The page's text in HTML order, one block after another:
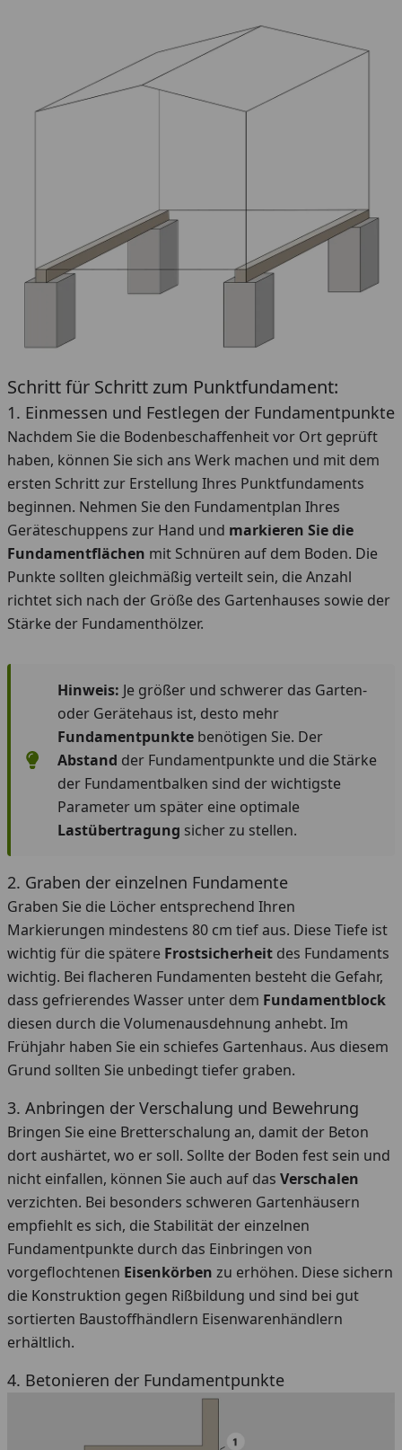
Schritt für Schritt zum Punktfundament:
1. Einmessen und Festlegen der Fundamentpunkte
Nachdem Sie die Bodenbeschaffenheit vor Ort geprüft
haben, können Sie sich ans Werk machen und mit dem
ersten Schritt zur Erstellung Ihres Punktfundaments
beginnen. Nehmen Sie den Fundamentplan Ihres
Geräteschuppens zur Hand und markieren Sie die
Fundamentflächen mit Schnüren auf dem Boden. Die
Punkte sollten gleichmäßig verteilt sein, die Anzahl
richtet sich nach der Größe des Gartenhauses sowie der
Stärke der Fundamenthölzer.
Hinweis: Je größer und schwerer das Garten-
oder Gerätehaus ist, desto mehr
Fundamentpunkte benötigen Sie. Der
Abstand der Fundamentpunkte und die Stärke
der Fundamentbalken sind der wichtigste
Parameter um später eine optimale
Lastübertragung sicher zu stellen.
2. Graben der einzelnen Fundamente
Graben Sie die Löcher entsprechend Ihren
Markierungen mindestens 80 cm tief aus. Diese Tiefe ist
wichtig für die spätere Frostsicherheit des Fundaments
wichtig. Bei flacheren Fundamenten besteht die Gefahr,
dass gefrierendes Wasser unter dem Fundamentblock
diesen durch die Volumenausdehnung anhebt. Im
Frühjahr haben Sie ein schiefes Gartenhaus. Aus diesem
Grund sollten Sie unbedingt tiefer graben.
3. Anbringen der Verschalung und Bewehrung
Bringen Sie eine Bretterschalung an, damit der Beton
dort aushärtet, wo er soll. Sollte der Boden fest sein und
nicht einfallen, können Sie auch auf das Verschalen
verzichten. Bei besonders schweren Gartenhäusern
empfiehlt es sich, die Stabilität der einzelnen
Fundamentpunkte durch das Einbringen von
vorgeflochtenen Eisenkörben zu erhöhen. Diese sichern
die Konstruktion gegen Rißbildung und sind bei gut
sortierten Baustoffhändlern Eisenwarenhändlern
erhältlich.
4. Betonieren der Fundamentpunkte